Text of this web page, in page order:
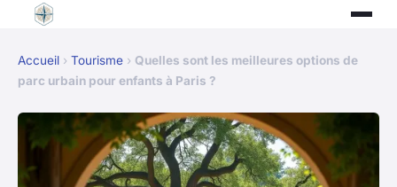
Accueil › Tourisme › Quelles sont les meilleures options de
parc urbain pour enfants à Paris ?